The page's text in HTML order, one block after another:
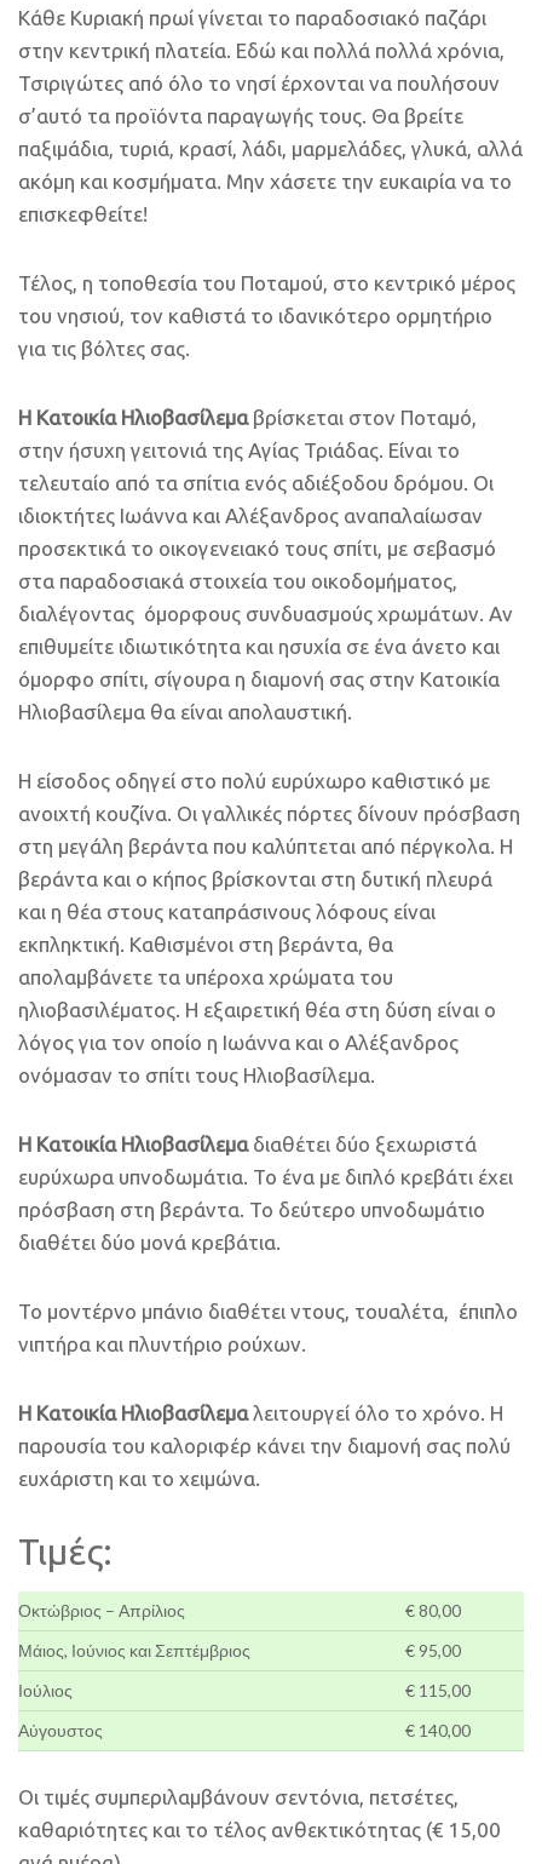
Κάθε Κυριακή πρωί γίνεται το παραδοσιακό παζάρι
στην κεντρική πλατεία. Εδώ και πολλά πολλά χρόνια,
Τσιριγώτες από όλο το νησί έρχονται να πουλήσουν
σ’αυτό τα προϊόντα παραγωγής τους. Θα βρείτε
παξιμάδια, τυριά, κρασί, λάδι, μαρμελάδες, γλυκά, αλλά
ακόμη και κοσμήματα. Μην χάσετε την ευκαιρία να το
επισκεφθείτε!
Τέλος, η τοποθεσία του Ποταμού, στο κεντρικό μέρος
του νησιού, τον καθιστά το ιδανικότερο ορμητήριο
για τις βόλτες σας.
Η Κατοικία Ηλιοβασίλεμαβρίσκεται στον Ποταμό,
στην ήσυχη γειτονιά της Αγίας Τριάδας. Είναι το
τελευταίο από τα σπίτια ενός αδιέξοδου δρόμου. Οι
ιδιοκτήτες Ιωάννα και Αλέξανδρος αναπαλαίωσαν
προσεκτικά το οικογενειακό τους σπίτι, με σεβασμό
στα παραδοσιακά στοιχεία του οικοδομήματος,
διαλέγοντας όμορφους συνδυασμούς χρωμάτων. Αν
επιθυμείτε ιδιωτικότητα και ησυχία σε ένα άνετο και
όμορφο σπίτι, σίγουρα η διαμονή σας στην Κατοικία
Ηλιοβασίλεμα θα είναι απολαυστική.
Η είσοδος οδηγεί στο πολύ ευρύχωρο καθιστικό με
ανοιχτή κουζίνα. Οι γαλλικές πόρτες δίνουν πρόσβαση
στη μεγάλη βεράντα που καλύπτεται από πέργκολα. Η
βεράντα και ο κήπος βρίσκονται στη δυτική πλευρά
και η θέα στους καταπράσινους λόφους είναι
εκπληκτική. Καθισμένοι στη βεράντα, θα
απολαμβάνετε τα υπέροχα χρώματα του
ηλιοβασιλέματος. Η εξαιρετική θέα στη δύση είναι ο
λόγος για τον οποίο η Ιωάννα και ο Αλέξανδρος
ονόμασαν το σπίτι τους Ηλιοβασίλεμα.
Η Κατοικία Ηλιοβασίλεμαδιαθέτει δύο ξεχωριστά
ευρύχωρα υπνοδωμάτια. Το ένα με διπλό κρεβάτι έχει
πρόσβαση στη βεράντα. Το δεύτερο υπνοδωμάτιο
διαθέτει δύο μονά κρεβάτια.
Το μοντέρνο μπάνιο διαθέτει ντους, τουαλέτα, έπιπλο
νιπτήρα και πλυντήριο ρούχων.
Η Κατοικία Ηλιοβασίλεμαλειτουργεί όλο το χρόνο. Η
παρουσία του καλοριφέρ κάνει την διαμονή σας πολύ
ευχάριστη και το χειμώνα.
Τιμές:
Οκτώβριος – Απρίλιος
€ 80,00
Μάιος, Ιούνιος και Σεπτέμβριος
€ 95,00
Ιούλιος
€ 115,00
Αύγουστος
€ 140,00
Οι τιμές συμπεριλαμβάνουν σεντόνια, πετσέτες,
καθαριότητες και το τέλος ανθεκτικότητας (€ 15,00